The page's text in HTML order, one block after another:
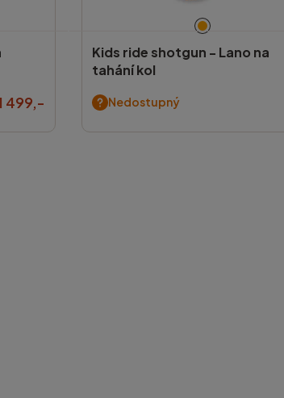
499,-
Kids ride shotgun - Lano na
tahání kol
Nedostupný